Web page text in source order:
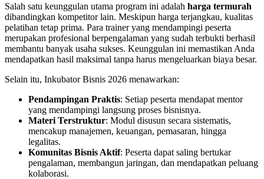
Salah satu keunggulan utama program ini adalah harga termurah
dibandingkan kompetitor lain. Meskipun harga terjangkau, kualitas
pelatihan tetap prima. Para trainer yang mendampingi peserta
merupakan profesional berpengalaman yang sudah terbukti berhasil
membantu banyak usaha sukses. Keunggulan ini memastikan Anda
mendapatkan hasil maksimal tanpa harus mengeluarkan biaya besar.
Selain itu, Inkubator Bisnis 2026 menawarkan:
Pendampingan Praktis: Setiap peserta mendapat mentor
yang mendampingi langsung proses bisnisnya.
Materi Terstruktur: Modul disusun secara sistematis,
mencakup manajemen, keuangan, pemasaran, hingga
legalitas.
Komunitas Bisnis Aktif: Peserta dapat saling bertukar
pengalaman, membangun jaringan, dan mendapatkan peluang
kolaborasi.